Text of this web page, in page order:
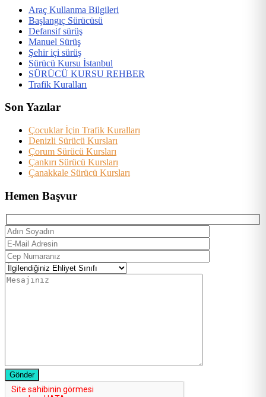
Araç Kullanma Bilgileri
Başlangıç Sürücüsü
Defansif sürüş
Manuel Sürüş
Şehir içi sürüş
Sürücü Kursu İstanbul
SÜRÜCÜ KURSU REHBER
Trafik Kuralları
Son Yazılar
Çocuklar İçin Trafik Kuralları
Denizli Sürücü Kursları
Çorum Sürücü Kursları
Çankırı Sürücü Kursları
Çanakkale Sürücü Kursları
Hemen Başvur
Gönder